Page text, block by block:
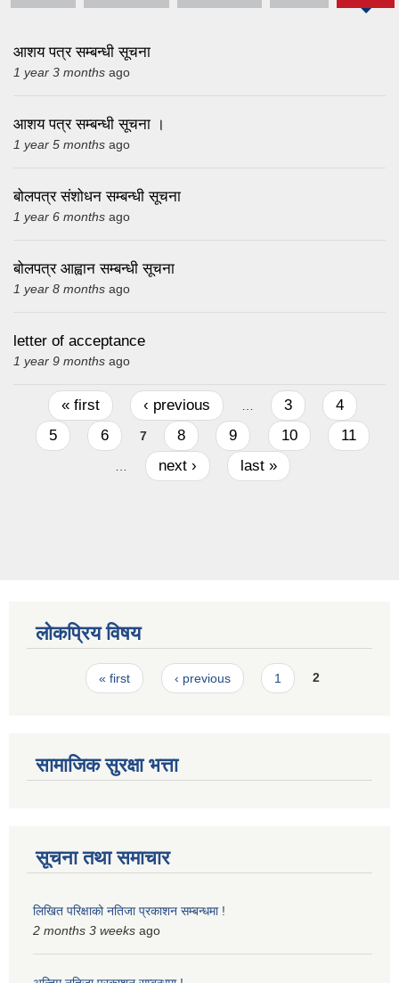
tab)
आशय पत्र सम्बन्धी सूचना
1 year 3 months ago
आशय पत्र सम्बन्धी सूचना ।
1 year 5 months ago
बोलपत्र संशोधन सम्बन्धी सूचना
1 year 6 months ago
बोलपत्र आह्वान सम्बन्धी सूचना
1 year 8 months ago
letter of acceptance
1 year 9 months ago
Pages
« first ‹ previous 3
4
5
6 7 8 9 10 11
next › last »
लोकप्रिय विषय
Pages« first ‹ previous 1 2
सामाजिक सुरक्षा भत्ता
सूचना तथा समाचार
लिखित परिक्षाको नतिजा प्रकाशन सम्बन्धमा !
2 months 3 weeks ago